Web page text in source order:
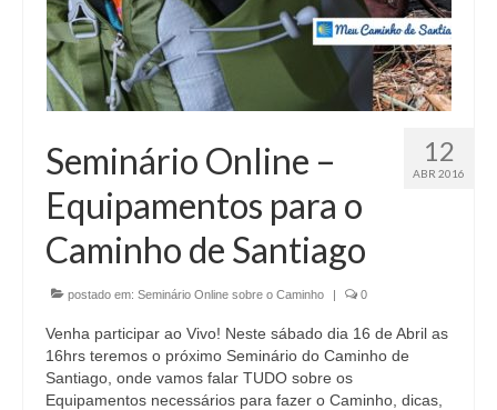
12
ABR 2016
Seminário Online –
Equipamentos para o
Caminho de Santiago
postado em: Seminário Online sobre o Caminho | 0
Venha participar ao Vivo! Neste sábado dia 16 de Abril as
16hrs teremos o próximo Seminário do Caminho de
Santiago, onde vamos falar TUDO sobre os
Equipamentos necessários para fazer o Caminho, dicas,